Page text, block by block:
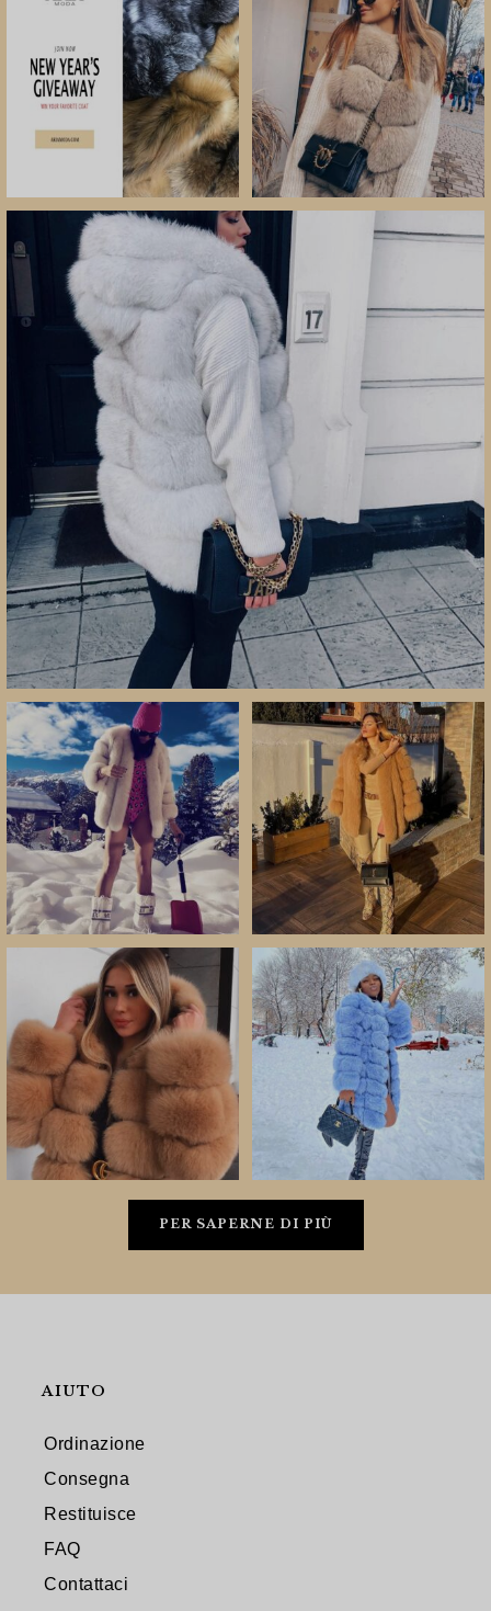
PER SAPERNE DI PIÙ
AIUTO
Ordinazione
Consegna
Restituisce
FAQ
Contattaci